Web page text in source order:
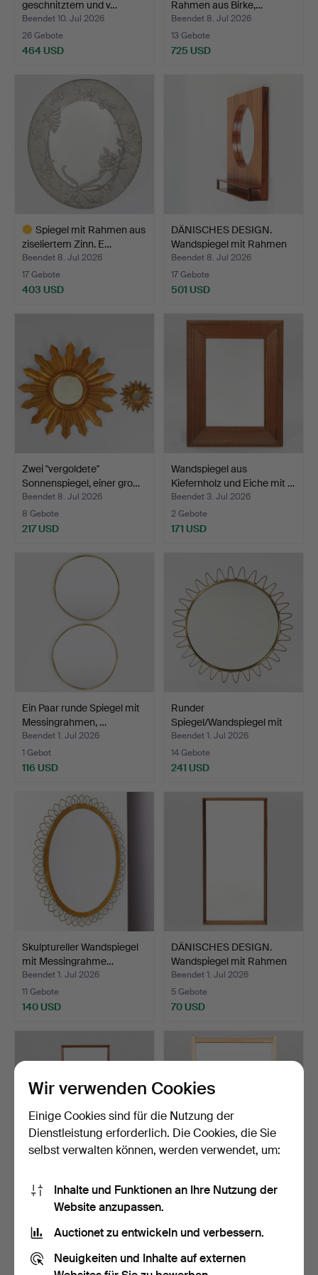
geschnitztem und v…
Beendet 10. Jul 2026
26 Gebote
464 USD
Rahmen aus Birke,…
Beendet 8. Jul 2026
13 Gebote
725 USD
Spiegel mit Rahmen aus
ziseliertem Zinn. E…
Beendet 8. Jul 2026
17 Gebote
403 USD
DÄNISCHES DESIGN.
Wandspiegel mit Rahmen
a…
Beendet 8. Jul 2026
17 Gebote
501 USD
Zwei "vergoldete"
Sonnenspiegel, einer gro…
Beendet 8. Jul 2026
8 Gebote
217 USD
Wandspiegel aus
Kiefernholz und Eiche mit …
Beendet 3. Jul 2026
2 Gebote
171 USD
Ein Paar runde Spiegel mit
Messingrahmen, …
Beendet 1. Jul 2026
1 Gebot
116 USD
Runder
Spiegel/Wandspiegel mit
Messingrahm…
Beendet 1. Jul 2026
14 Gebote
241 USD
Skulptureller Wandspiegel
mit Messingrahme…
Beendet 1. Jul 2026
11 Gebote
140 USD
DÄNISCHES DESIGN.
Wandspiegel mit Rahmen
a…
Beendet 1. Jul 2026
5 Gebote
70 USD
Wandspiegel mit
Teakholzrahmen, dänischer
Beendet 26. Jun 2026
2 Gebote
AKSEL KJERSGAARD.
ZUGESCHRIEBEN. Spiegel
1 Gebot
Wir verwenden Cookies
Einige Cookies sind für die Nutzung der
Dienstleistung erforderlich. Die Cookies, die Sie
selbst verwalten können, werden verwendet, um:
Inhalte und Funktionen an Ihre Nutzung der
Website anzupassen.
Auctionet zu entwickeln und verbessern.
Neuigkeiten und Inhalte auf externen